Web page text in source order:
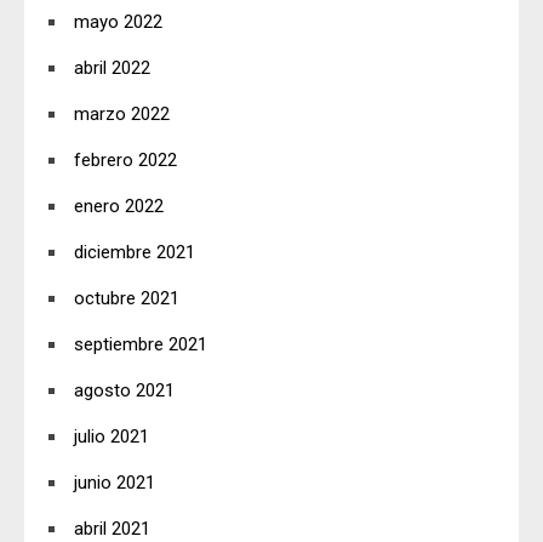
mayo 2022
abril 2022
marzo 2022
febrero 2022
enero 2022
diciembre 2021
octubre 2021
septiembre 2021
agosto 2021
julio 2021
junio 2021
abril 2021